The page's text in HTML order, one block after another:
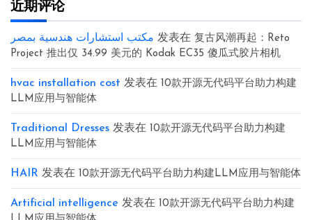
近期评论
مكتب استشارات هندسية بمصر 发表在 复古风潮再起：Reto
Project 推出仅 34.99 美元的 Kodak EC35 傻瓜式胶片相机
hvac installation cost 发表在
10款开源无代码平台助力构建
LLM应用与智能体
Traditional Dresses 发表在
10款开源无代码平台助力构建
LLM应用与智能体
HAIR 发表在 10款开源无代码平台助力构建LLM应用与智能体
Artificial intelligence 发表在
10款开源无代码平台助力构建